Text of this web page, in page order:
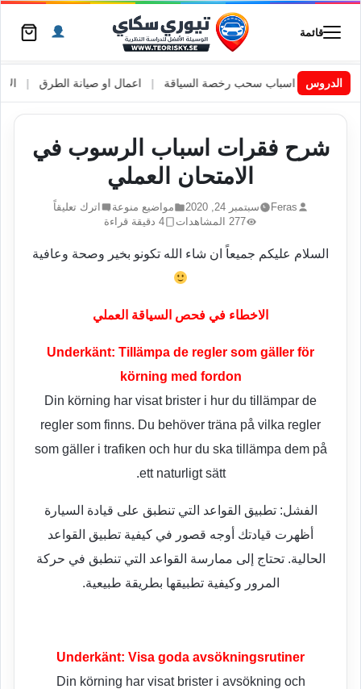
قائمة
الدروس
اسباب سحب رخصة السياقة اعمال او صيانة الطرق | الأطارات
شرح فقرات اسباب الرسوب في
الامتحان العملي
Feras سبتمبر 24, 2020 مواضيع منوعة
اترك تعليقاً
277 المشاهدات
4 دقيقة قراءة
السلام عليكم جميعاً ان شاء الله تكونو بخير وصحة وعافية
الاخطاء في فحص السياقة العملي
Underkänt: Tillämpa de regler som gäller för
körning med fordon
Din körning har visat brister i hur du tillämpar de
regler som finns. Du behöver träna på vilka regler
som gäller i trafiken och hur du ska tillämpa dem på
ett naturligt sätt.
الفشل: تطبيق القواعد التي تنطبق على قيادة السيارة
أظهرت قيادتك أوجه قصور في كيفية تطبيق القواعد
الحالية. تحتاج إلى ممارسة القواعد التي تنطبق في حركة
المرور وكيفية تطبيقها بطريقة طبيعية.
Underkänt: Visa goda avsökningsrutiner
Din körning har visat brister i avsökning och